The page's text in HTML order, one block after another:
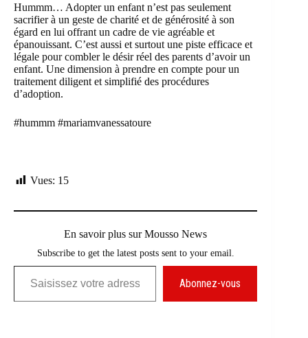
Hummm… Adopter un enfant n’est pas seulement
sacrifier à un geste de charité et de générosité à son
égard en lui offrant un cadre de vie agréable et
épanouissant. C’est aussi et surtout une piste efficace et
légale pour combler le désir réel des parents d’avoir un
enfant. Une dimension à prendre en compte pour un
traitement diligent et simplifié des procédures
d’adoption.
#hummm #mariamvanessatoure
Vues: 15
En savoir plus sur Mousso News
Subscribe to get the latest posts sent to your email.
Saisissez votre adresse e-mail…
Abonnez-vous